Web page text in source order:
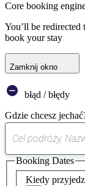
Core booking
You’ll be
book your stay
Zamknij okno
błąd / błędy
Gdzie chcesz
Kiedy
Booking Dates